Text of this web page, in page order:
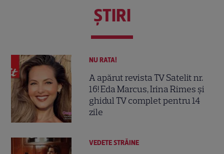
ŞTIRI
NU RATA!
A apărut revista TV Satelit nr.
16! Eda Marcus, Irina Rimes și
ghidul TV complet pentru 14
zile
VEDETE STRĂINE